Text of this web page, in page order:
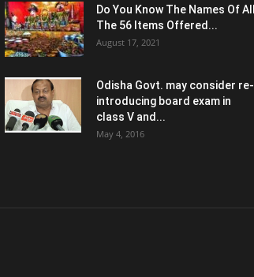
Do You Know The Names Of All
The 56 Items Offered...
August 17, 2021
Odisha Govt. may consider re-
introducing board exam in
class V and...
May 4, 2016